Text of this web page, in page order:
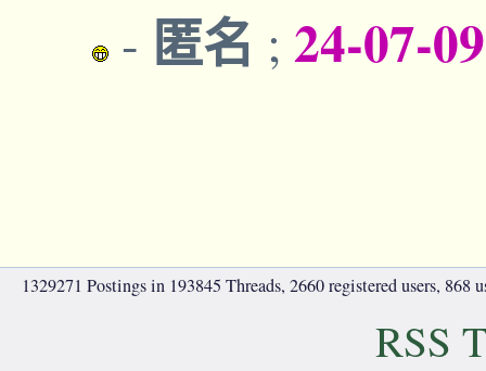
- 匿名 ; 24-07-
1329271 Postings in 193845 Threads, 2660 registered users, 868
RSS